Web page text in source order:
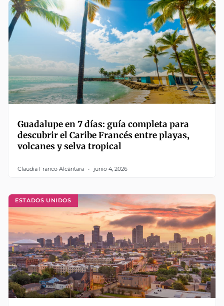
Guadalupe en 7 días: guía completa para
descubrir el Caribe Francés entre playas,
volcanes y selva tropical
Claudia Franco Alcántara junio 4, 2026
ESTADOS UNIDOS